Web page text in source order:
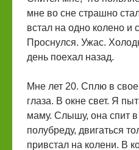
мне во сне страшно
встал на одно колено и
Проснулся. Ужас.
день поехал назад.
Мне лет 20. Сплю в
глаза. В окне свет. Я
маму. Слышу, она спит в
полубреду, двигаться
привстал на колени. В